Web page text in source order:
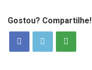
Gostou? Compartilhe!